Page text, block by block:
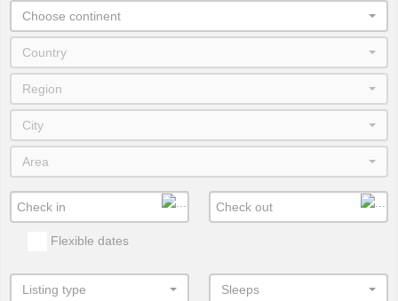
Choose continent
Country
Region
City
Area
Flexible dates
Listing type Sleeps